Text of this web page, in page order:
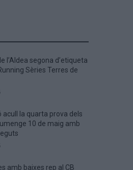
l’Aldea segona d’etiqueta
Sèries Terres de
acull la quarta prova dels
10 de maig amb
amb baixes rep al CB